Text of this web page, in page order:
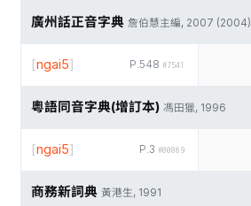
廣州話正音字典 詹伯慧主編, 2007 (2004)
P.548 #7541
[ngai5]
粵語同音字典(增訂本) 馮田獵, 1996
P.3 #00089
[ngai5]
商務新詞典 黃港生, 1991